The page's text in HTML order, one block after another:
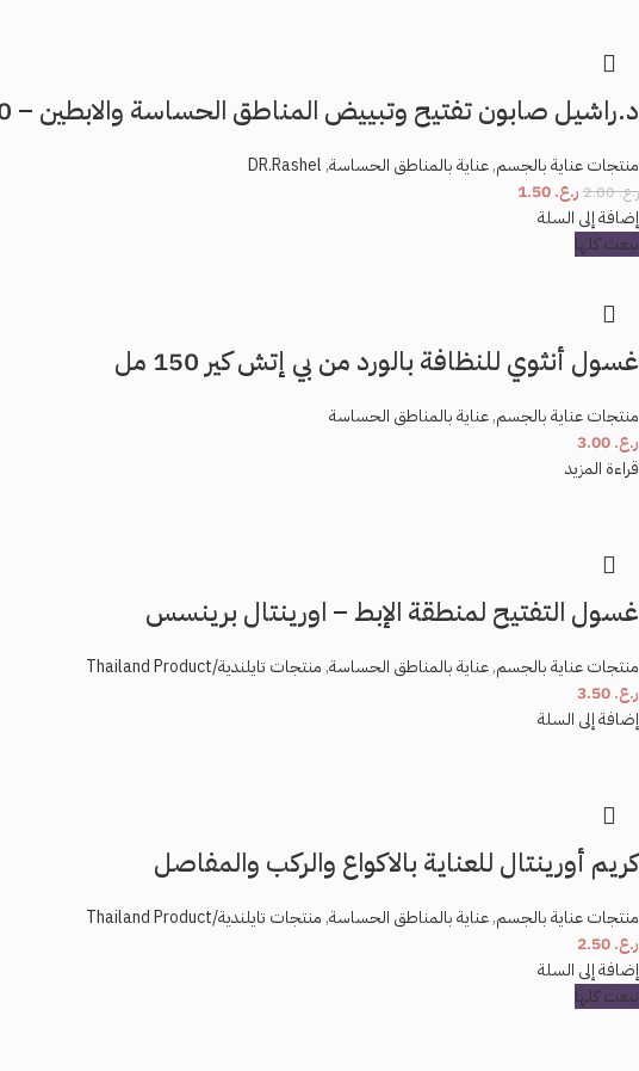
د.راشيل صابون تفتيح وتبييض المناطق الحساسة والابطين – 100 جرام
منتجات عناية بالجسم,عناية بالمناطق الحساسة,
DR.Rashel
ر.ع.2.00 ر.ع.
إضافة إلى السلة
بيعت كلها
غسول أنثوي للنظافة بالورد من بي إتش كير 150 مل
منتجات عناية بالجسم,عناية بالمناطق الحساسة
ر.ع.
قراءة المزيد
غسول التفتيح لمنطقة الإبط – اورينتال برينسس
منتجات عناية بالجسم,عناية بالمناطق الحساسة, منتجات تايلندية/Thailand Product
ر.ع.
إضافة إلى السلة
كريم أورينتال للعناية بالاكواع والركب والمفاصل
منتجات عناية بالجسم,عناية بالمناطق الحساسة, منتجات تايلندية/Thailand Product
ر.ع.
إضافة إلى السلة
بيعت كلها